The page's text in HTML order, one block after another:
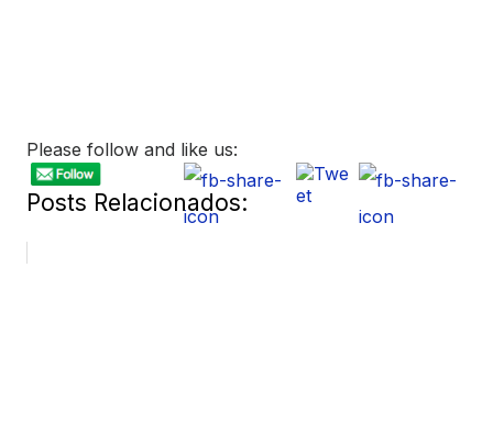
Please follow and like us:
Posts Relacionados: